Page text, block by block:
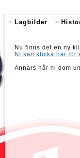
Lagbilder
Nu finns det en ny
Ni kan klicka här för
Annars når ni dom